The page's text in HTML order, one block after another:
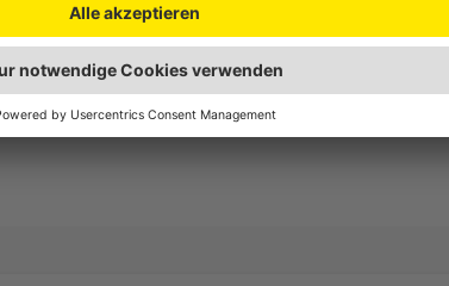
Einsatz von Cookies auf dieser Webseite erhalten Sie in
Einstellungen.